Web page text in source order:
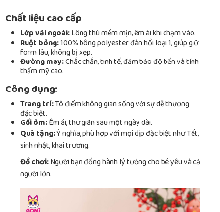
Chất liệu cao cấp
Lớp vải ngoài:Lông thú mềm mịn, êm ái khi chạm vào.
Ruột bông:100% bông polyester đàn hồi loại 1, giúp giữ
form lâu, không bị xẹp.
Đường may:Chắc chắn, tinh tế, đảm bảo độ bền và tính
thẩm mỹ cao.
Công dụng:
Trang trí:Tô điểm không gian sống với sự dễ thương
đặc biệt.
Gối ôm:Êm ái, thư giãn sau một ngày dài.
Quà tặng:Ý nghĩa, phù hợp với mọi dịp đặc biệt như Tết,
sinh nhật, khai trương.
Đồ chơi:Người bạn đồng hành lý tưởng cho bé yêu và cả
người lớn.